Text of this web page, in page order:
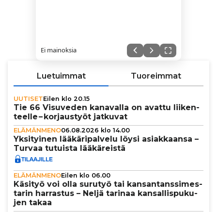
Ei mainoksia
Luetuimmat Tuoreimmat
UUTISETEilen klo 20.15
Tie 66 Visuveden kanavalla on avattu lii­ken­
teelle – kor­jaus­työt jatkuvat
ELÄMÄNMENO06.08.2026 klo 14.00
Yksi­tyi­nen lää­kä­ri­pal­velu löysi asi­ak­kaansa –
Turvaa tutuista lää­kä­reistä
ELÄMÄNMENOEilen klo 06.00
Käsityö voi olla surutyö tai kan­san­tans­si­mes­
ta­rin harrastus – Neljä tarinaa kan­sal­lis­pu­ku­
jen takaa